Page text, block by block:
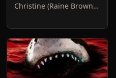
Christine (Raine Brown)
auf belanglose
Boulevard-Meldungen
und befassen sich
neuerdings mit Se